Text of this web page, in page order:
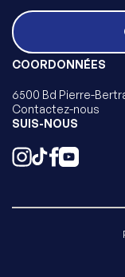
COORDONNÉES
6500 Bd Pierre-
Contactez-nous
SUIS-NOUS